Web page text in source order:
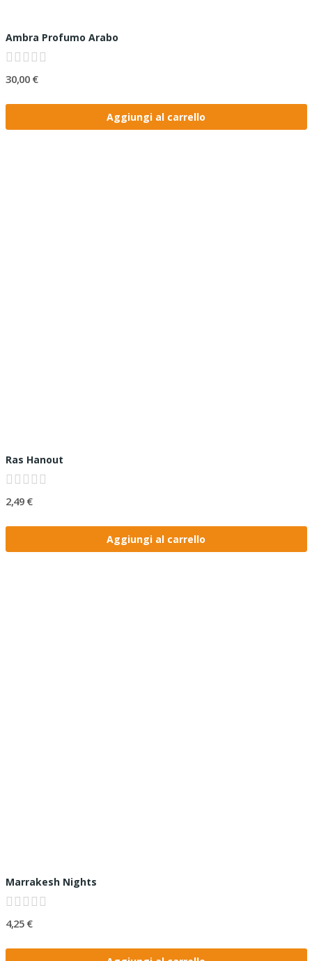
Ambra Profumo Arabo
30,00 €
Aggiungi al carrello
Ras Hanout
2,49 €
Aggiungi al carrello
Marrakesh Nights
4,25 €